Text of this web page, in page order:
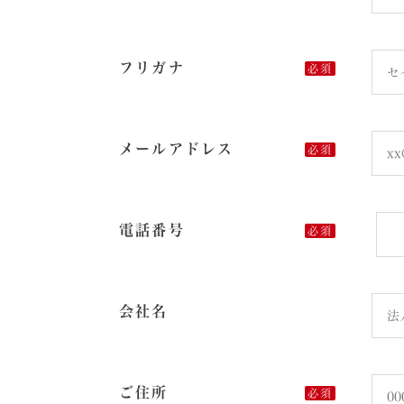
フリガナ 必須
メールアドレス 必須
電話番号 必須
会社名
ご住所 必須